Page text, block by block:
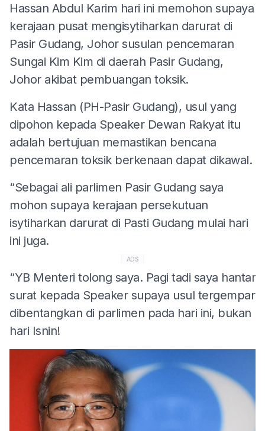
Hassan Abdul Karim hari ini memohon supaya
kerajaan pusat mengisytiharkan darurat di
Pasir Gudang, Johor susulan pencemaran
Sungai Kim Kim di daerah Pasir Gudang,
Johor akibat pembuangan toksik.
Kata Hassan (PH-Pasir Gudang), usul yang
dipohon kepada Speaker Dewan Rakyat itu
adalah bertujuan memastikan bencana
pencemaran toksik berkenaan dapat dikawal.
“Sebagai ali parlimen Pasir Gudang saya
mohon supaya kerajaan persekutuan
isytiharkan darurat di Pasti Gudang mulai hari
ini juga.
ADS
“YB Menteri tolong saya. Pagi tadi saya hantar
surat kepada Speaker supaya usul tergempar
dibentangkan di parlimen pada hari ini, bukan
hari Isnin!